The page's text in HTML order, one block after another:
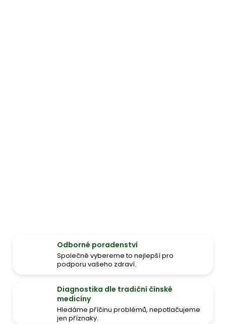
Odborné poradenství
Společně vybereme to nejlepší pro
podporu vašeho zdraví.
Diagnostika dle tradiční čínské
medicíny
Hledáme příčinu problémů, nepotlačujeme
jen příznaky.